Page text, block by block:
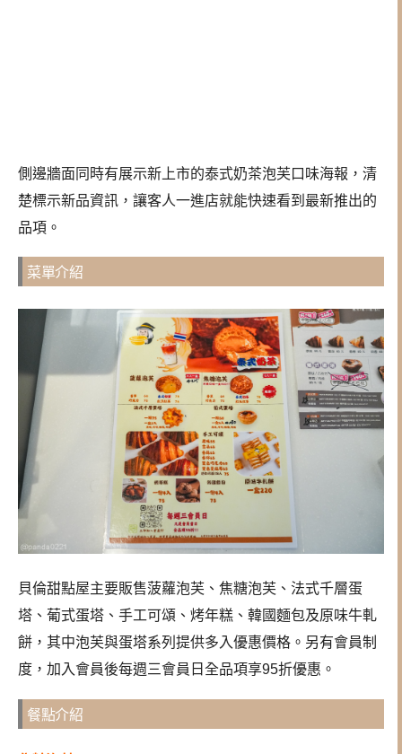
側邊牆面同時有展示新上市的泰式奶茶泡芙口味海報，清
楚標示新品資訊，讓客人一進店就能快速看到最新推出的
品項。
菜單介紹
貝倫甜點屋主要販售菠蘿泡芙、焦糖泡芙、法式千層蛋
塔、葡式蛋塔、手工可頌、烤年糕、韓國麵包及原味牛軋
餅，其中泡芙與蛋塔系列提供多入優惠價格。另有會員制
度，加入會員後每週三會員日全品項享95折優惠。
餐點介紹